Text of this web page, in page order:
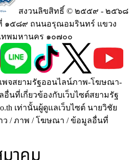
สงวนลิขสิทธิ์ © ๒๕๕๙ - ๒๕๖๘
๑๕๘๙ ถนนอรุณอมรินทร์ แขวง
ทพมหานคร ๑๐๗๐๐
พจสยามรัฐออนไลน์ภาพ-โฆษณา-
นที่เกี่ยวข้องกับเว็บไซต์สยามรัฐ
เท่านั้นผู้ดูแลเว็บไซต์ นายวิชัย
ว / ภาพ / โฆษณา / ข้อมูลอื่นที่